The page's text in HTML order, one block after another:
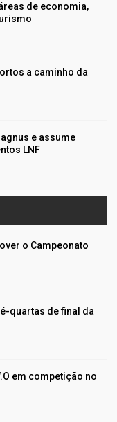
de economia,
a caminho da
e assume
LNF
o Campeonato
quartas de final da
em competição no